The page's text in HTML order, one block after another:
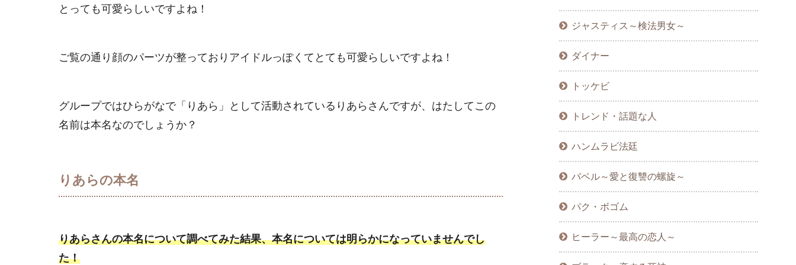
とっても可愛らしいですよね！
ご覧の通り顔のパーツが整っておりアイドルっぽくてとても可愛らしいですよね！
グループではひらがなで「りあら」として活動されているりあらさんですが、はたしてこの
名前は本名なのでしょうか？
りあらの本名
りあらさんの本名について調べてみた結果、本名については明らかになっていませんでし
た！
ジャスティス～検法男女～
ダイナー
トッケビ
トレンド・話題な人
ハンムラビ法廷
バベル～愛と復讐の螺旋～
パク・ボゴム
ヒーラー～最高の恋人～